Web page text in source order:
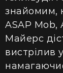
знайомим,
ASAP Mob,
Майерс
вистрілив